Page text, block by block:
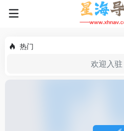
热门
欢迎入驻